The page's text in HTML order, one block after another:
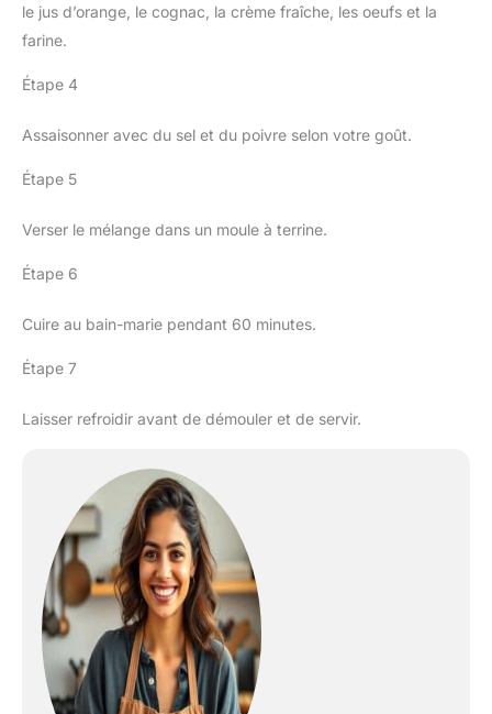
le jus d’orange, le cognac, la crème fraîche, les oeufs et la
farine.
Étape 4
Assaisonner avec du sel et du poivre selon votre goût.
Étape 5
Verser le mélange dans un moule à terrine.
Étape 6
Cuire au bain-marie pendant 60 minutes.
Étape 7
Laisser refroidir avant de démouler et de servir.